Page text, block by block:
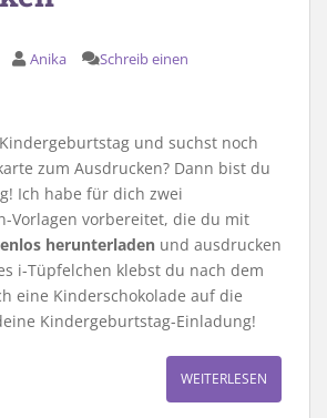
Anika
Schreib einen
und suchst noch
zum Ausdrucken? Dann bist du
Ich habe für dich zwei
Vorlagen vorbereitet, die du mit
herunterladen und ausdrucken
i-Tüpfelchen klebst du nach dem
eine Kinderschokolade auf die
Kindergeburtstag-Einladung!
WEITERLESEN